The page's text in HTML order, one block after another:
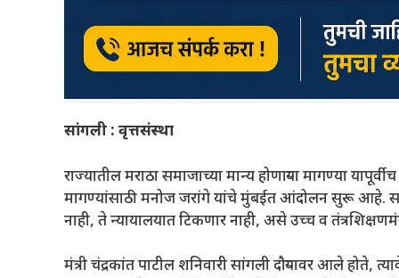
सांगली : वृत्तसंस्था
राज्यातील मराठा समाजाच्या मान्य होणार्‍या मागण्या
मागण्यांसाठी मनोज जरांगे यांचे मुंबईत आंदोलन सुरू आहे.
नाही, ते न्यायालयात टिकणार नाही, असे उच्च व
मंत्री चंद्रकांत पाटील शनिवारी सांगली दौर्‍यावर आले होते,